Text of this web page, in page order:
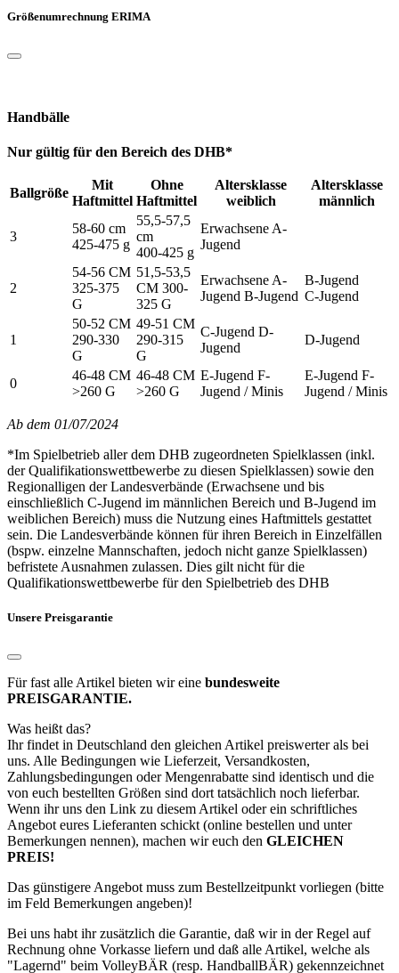
Größenumrechnung ERIMA
Handbälle
Nur gültig für den Bereich des DHB*
Ballgröße
Mit
Haftmittel
Ohne
Haftmittel
Altersklasse
weiblich
Altersklasse
männlich
3
58-60 cm
425-475 g
55,5-57,5
cm
400-425 g
Erwachsene A-
Jugend
2
54-56 CM
325-375
G
51,5-53,5
CM 300-
325 G
Erwachsene A-
Jugend B-Jugend
B-Jugend
C-Jugend
1
50-52 CM
290-330
G
49-51 CM
290-315
G
C-Jugend D-
Jugend
D-Jugend
0
46-48 CM
>260 G
46-48 CM
>260 G
E-Jugend F-
Jugend / Minis
E-Jugend F-
Jugend / Minis
Ab dem 01/07/2024
*Im Spielbetrieb aller dem DHB zugeordneten Spielklassen (inkl.
der Qualifikationswettbewerbe zu diesen Spielklassen) sowie den
Regionalligen der Landesverbände (Erwachsene und bis
einschließlich C-Jugend im männlichen Bereich und B-Jugend im
weiblichen Bereich) muss die Nutzung eines Haftmittels gestattet
sein. Die Landesverbände können für ihren Bereich in Einzelfällen
(bspw. einzelne Mannschaften, jedoch nicht ganze Spielklassen)
befristete Ausnahmen zulassen. Dies gilt nicht für die
Qualifikationswettbewerbe für den Spielbetrieb des DHB
Unsere Preisgarantie
Für fast alle Artikel bieten wir eine bundesweite
PREISGARANTIE.
Was heißt das?
Ihr findet in Deutschland den gleichen Artikel preiswerter als bei
uns. Alle Bedingungen wie Lieferzeit, Versandkosten,
Zahlungsbedingungen oder Mengenrabatte sind identisch und die
von euch bestellten Größen sind dort tatsächlich noch lieferbar.
Wenn ihr uns den Link zu diesem Artikel oder ein schriftliches
Angebot eures Lieferanten schickt (online bestellen und unter
Bemerkungen nennen), machen wir euch den GLEICHEN
PREIS!
Das günstigere Angebot muss zum Bestellzeitpunkt vorliegen (bitte
im Feld Bemerkungen angeben)!
Bei uns habt ihr zusätzlich die Garantie, daß wir in der Regel auf
Rechnung ohne Vorkasse liefern und daß alle Artikel, welche als
"Lagernd" beim VolleyBÄR (resp. HandballBÄR) gekennzeichnet